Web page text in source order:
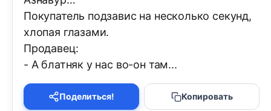
Покупатель подзавис на несколько секунд,
хлопая глазами.
Продавец:
- А блатняк у нас во-он там...
Поделиться! Копировать